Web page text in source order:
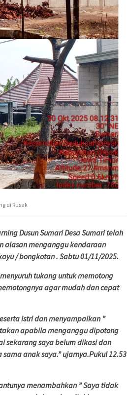
di Rusak
Dusun Sumari Desa Sumari telah
alasan menganggu kendaraan
/ bongkotan . Sabtu 01/11/2025.
tukang untuk memotong
agar mudah dan cepat
istri dan menyampaikan ”
apabila menganggu dipotong
sekarang saya belum dikasi dan
anak saya.” ujarnya.Pukul 12.53
menambahkan ” Saya tidak